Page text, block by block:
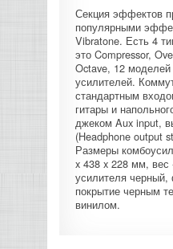
Секция эффектов
популярными
Vibratone. Есть 4
это Compressor,
Octave, 12
усилителей.
стандартным
гитары и
джеком Aux input,
(Headphone output
Размеры
x 438 x 228 мм, вес
усилителя черный,
покрытие черным
винилом.